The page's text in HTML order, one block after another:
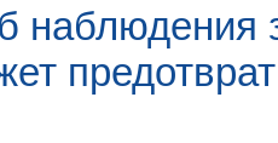
наблюдения